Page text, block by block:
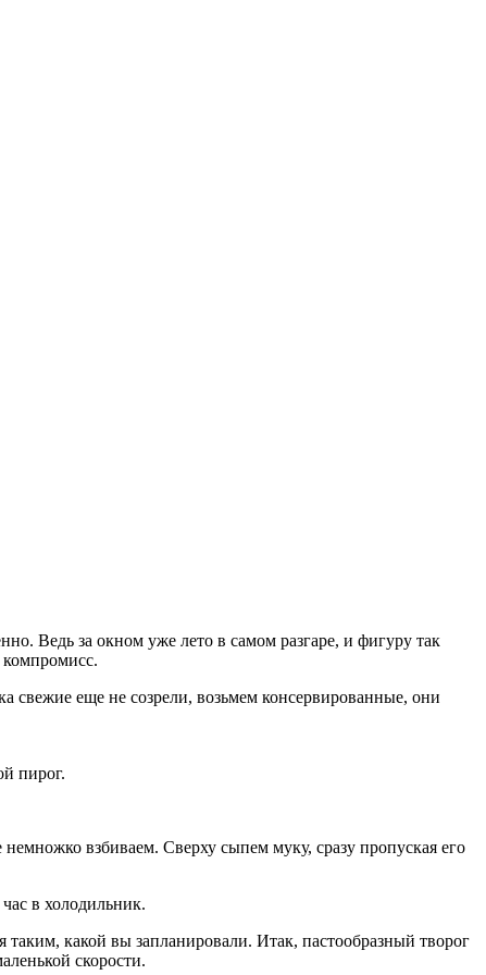
Ведь за окном уже лето в самом разгаре, и фигуру так
компромисс.
свежие еще не созрели, возьмем консервированные, они
пирог.
взбиваем. Сверху сыпем муку, сразу пропуская его
в холодильник.
какой вы запланировали. Итак, пастообразный творог
скорости.